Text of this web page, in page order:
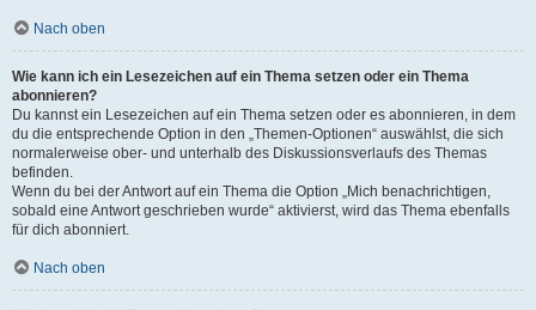
Nach oben
Wie kann ich ein Lesezeichen auf ein Thema setzen oder ein Thema
abonnieren?
Du kannst ein Lesezeichen auf ein Thema setzen oder es abonnieren, in dem
du die entsprechende Option in den „Themen-Optionen“ auswählst, die sich
normalerweise ober- und unterhalb des Diskussionsverlaufs des Themas
befinden.
Wenn du bei der Antwort auf ein Thema die Option „Mich benachrichtigen,
sobald eine Antwort geschrieben wurde“ aktivierst, wird das Thema ebenfalls
für dich abonniert.
Nach oben